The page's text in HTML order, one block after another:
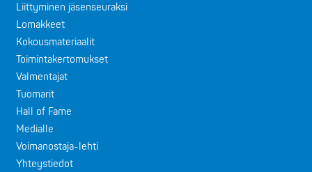
Liittyminen jäsenseuraksi
Lomakkeet
Kokousmateriaalit
Toimintakertomukset
Valmentajat
Tuomarit
Hall of Fame
Medialle
Voimanostaja-lehti
Yhteystiedot